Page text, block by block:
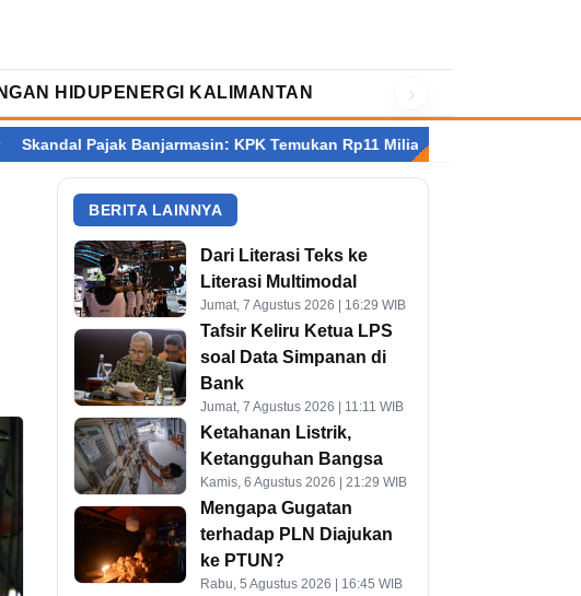
HIDUP ENERGI KALIMANTAN ›
KPK Temukan Rp11 Miliar dan Sita Rp2,4 Miliar Valas
BERITA LAINNYA
Dari Literasi Teks ke
Literasi Multimodal
Jumat, 7 Agustus 2026 | 16:29 WIB
Tafsir Keliru Ketua LPS
soal Data Simpanan di
Bank
Jumat, 7 Agustus 2026 | 11:11 WIB
Ketahanan Listrik,
Ketangguhan Bangsa
Kamis, 6 Agustus 2026 | 21:29 WIB
Mengapa Gugatan
terhadap PLN Diajukan
ke PTUN?
Rabu, 5 Agustus 2026 | 16:45 WIB